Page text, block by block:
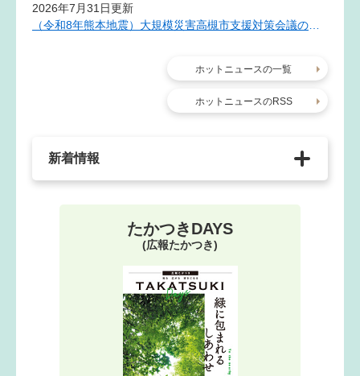
2026年7月31日更新
ホットニュースの一覧
ホットニュースのRSS
新着情報
たかつきDAYS
(広報たかつき)